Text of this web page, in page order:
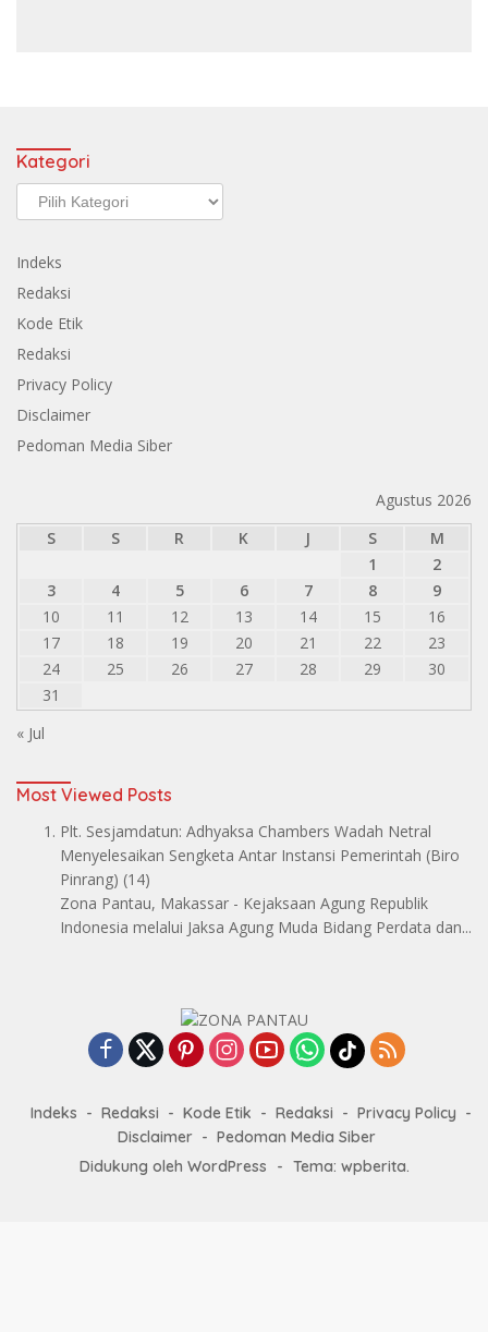
Kategori
Kategori
Indeks
Redaksi
Kode Etik
Redaksi
Privacy Policy
Disclaimer
Pedoman Media Siber
Agustus 2026
S
S R K J S
M
1
2
3
4 5 6 7 8
9
10
11 12 13 14 15
16
17
18 19 20 21 22
23
24
25 26 27 28 29
30
31
« Jul
Most Viewed Posts
Plt. Sesjamdatun: Adhyaksa Chambers Wadah Netral
Menyelesaikan Sengketa Antar Instansi Pemerintah (Biro
Pinrang) (14)
Zona Pantau, Makassar - Kejaksaan Agung Republik
Indonesia melalui Jaksa Agung Muda Bidang Perdata dan...
Indeks Redaksi Kode Etik Redaksi
Privacy Policy
Disclaimer
Pedoman Media Siber
Didukung oleh WordPress
- Tema: wpberita.